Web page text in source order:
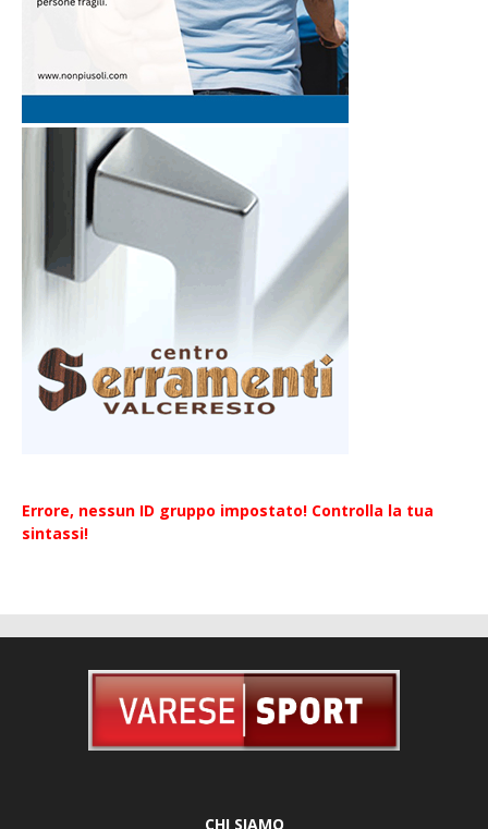
Errore, nessun ID gruppo impostato! Controlla la tua
sintassi!
CHI SIAMO